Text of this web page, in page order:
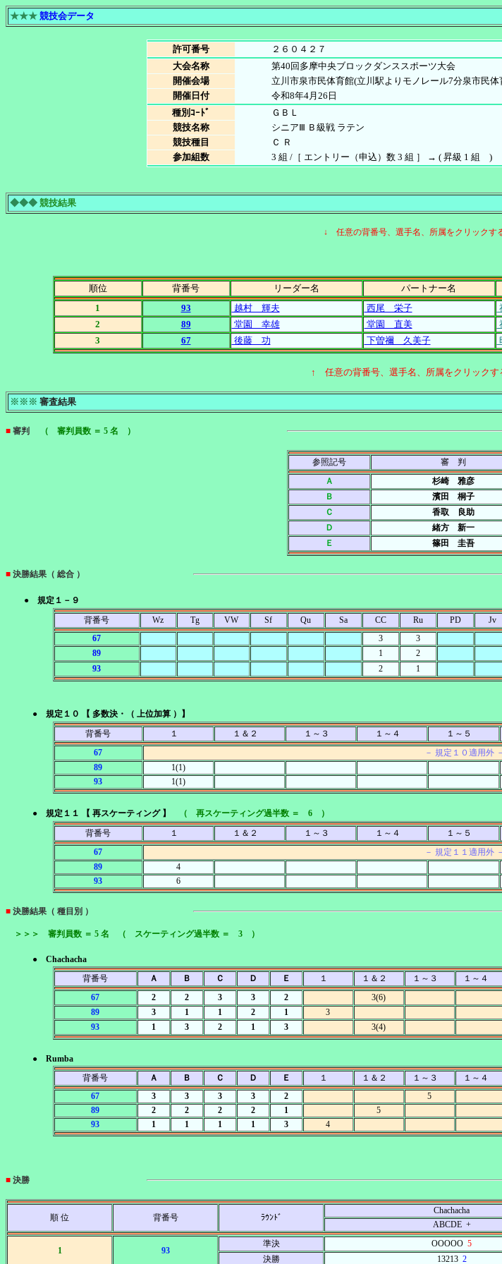
★★★ 競技会データ
許可番号
２６０４２７
大会名称
第40回多摩中央ブロックダンススポーツ大会
開催会場
立川市泉市民体育館(立川駅よりモノレール7分泉市民体
開催日付
令和8年4月26日
種別ｺｰﾄﾞ
ＧＢＬ
競技名称
シニアⅢ Ｂ級戦 ラテン
競技種目
Ｃ Ｒ
参加組数
3 組 /［ エントリー（申込）数 3 組 ］ → ( 昇級 1 組 )
◆◆◆ 競技結果
↓ 任意の背番号、選手名、所属をクリックす
順位 背番号 リーダー名 パートナー名
1
93 越村 輝夫 西尾 栄子
2
89 堂園 幸雄 堂園 直美
3
67 後藤 功 下曽禰 久美子
↑ 任意の背番号、選手名、所属をクリックす
※※※ 審査結果
■ 審判 （ 審判員数 ＝ 5 名 ）
参照記号 審 判
Ａ
杉崎 雅彦
Ｂ
濱田 桐子
Ｃ
香取 良助
Ｄ
緒方 新一
Ｅ
篠田 圭吾
■ 決勝結果（ 総合 ）
● 規定１－９
背番号
Wz Tg VW Sf Qu Sa CC Ru PD Jv
67
3 3
89
1 2
93
2 1
● 規定１０ 【 多数決・（ 上位加算 ）】
背番号
１ １＆２ １～３ １～４ １～５
67
－ 規定１０適用外 －
89
1(1)
93
1(1)
● 規定１１ 【 再スケーティング 】
（ 再スケーティング過半数 ＝ 6 ）
背番号
１ １＆２ １～３ １～４ １～５
67
－ 規定１１適用外 －
89
4
93
6
■ 決勝結果（ 種目別 ）
＞＞＞ 審判員数 ＝ 5 名 （ スケーティング過半数 ＝ 3 ）
● Chachacha
背番号
Ａ Ｂ Ｃ Ｄ Ｅ １ １＆２ １～３ １～４
67
2 2 3 3 2 3(6)
89
3 1 1 2 1 3
93
1 3 2 1 3 3(4)
● Rumba
背番号
Ａ Ｂ Ｃ Ｄ Ｅ １ １＆２ １～３ １～４
67
3 3 3 3 2 5
89
2 2 2 2 1 5
93
1 1 1 1 3 4
■ 決勝
順 位 背番号 ﾗｳﾝﾄﾞ
Chachacha
ABCDE +
1 93
準決 OOOOO 5
決勝
132132